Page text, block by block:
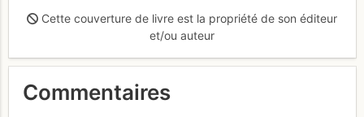
Cette couverture de livre est la propriété de son éditeur
et/ou auteur
Commentaires